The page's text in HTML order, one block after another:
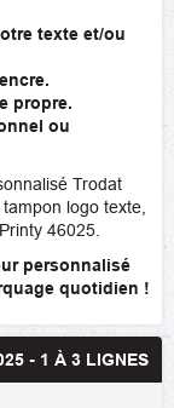
texte et/ou
propre.
ou
Trodat
logo texte,
46025.
personnalisé
quotidien !
- 1 À 3 LIGNES